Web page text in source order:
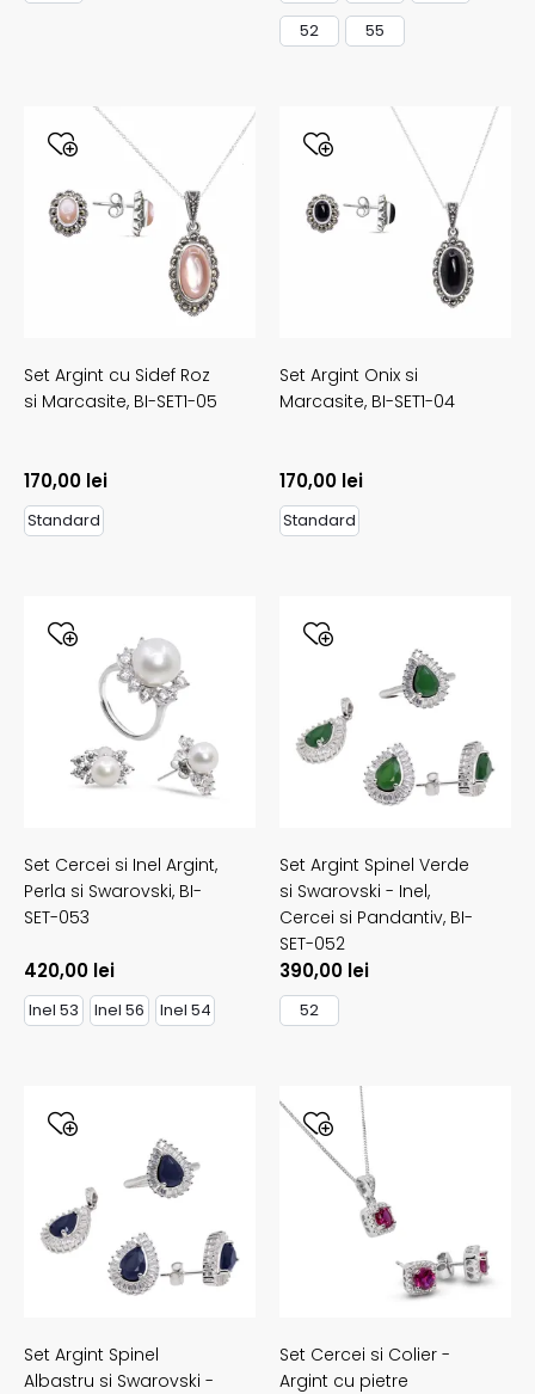
52
55
Set Argint cu Sidef Roz
si Marcasite, BI-SET1-05
170,00 lei
Standard
Set Argint Onix si
Marcasite, BI-SET1-04
170,00 lei
Standard
Set Cercei si Inel Argint,
Perla si Swarovski, BI-
SET-053
420,00 lei
Inel 53 Inel 56 Inel 54
Set Argint Spinel Verde
si Swarovski - Inel,
Cercei si Pandantiv, BI-
SET-052
390,00 lei
52
Set Argint Spinel
Albastru si Swarovski -
Set Cercei si Colier -
Argint cu pietre